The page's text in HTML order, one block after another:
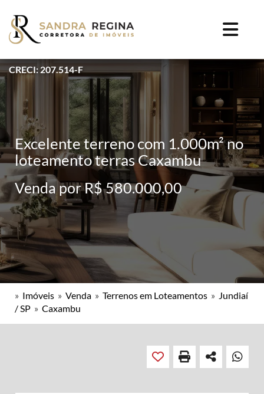
CRECI: 207.514-F
Excelente terreno com 1.000m² no
loteamento terras Caxambu
Venda por R$ 580.000,00
» Imóveis » Venda » Terrenos em Loteamentos » Jundiaí
/ SP » Caxambu